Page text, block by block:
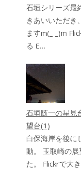
石垣シリーズ最
きあいいただき
ますm(_ _)m
る E…
石垣随一の星見
望台(1)
白保海岸を後に
動。 玉取崎の
た。 Flickrで大